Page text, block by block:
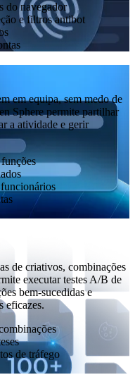
do navegador
e filtros antibot
em equipa, sem medo de
Sphere permite partilhar
a atividade e gerir
de criativos, combinações
executar testes A/B de
bem-sucedidas e
eficazes.
de tráfego